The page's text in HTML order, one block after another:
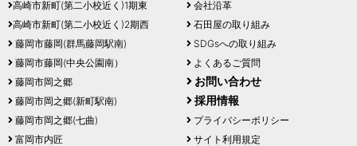
高崎市新町(第二小校近く)1期東
高崎市新町(第二小校近く)2期西
藤岡市藤岡(群馬藤岡駅南)
藤岡市藤岡(中央公園南）
藤岡市岡之郷
藤岡市岡之郷(新町駅南)
藤岡市岡之郷(七曲)
富岡市内匠
会社沿革
石田屋の取り組み
SDGsへの取り組み
よくあるご質問
お問い合わせ
採用情報
プライバシーポリシー
サイト利用規定